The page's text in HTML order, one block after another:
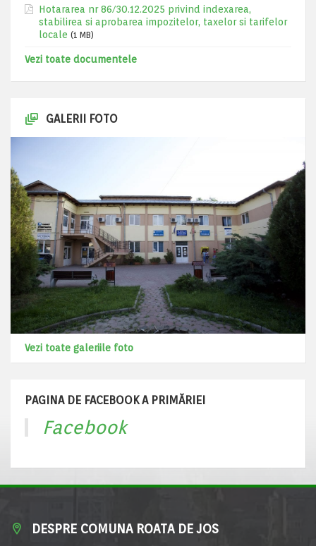
Hotararea nr 86/30.12.2025 privind indexarea,
stabilirea si aprobarea impozitelor, taxelor si tarifelor
locale (1 MB)
Vezi toate documentele
GALERII FOTO
Vezi toate galeriile foto
PAGINA DE FACEBOOK A PRIMĂRIEI
Facebook
DESPRE COMUNA ROATA DE JOS